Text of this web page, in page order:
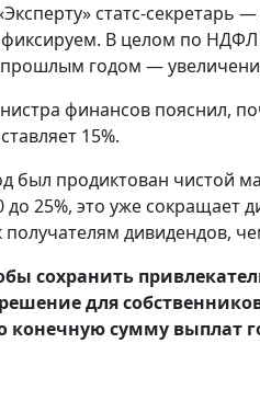
статс-секретарь
В целом по НДФЛ
годом —
финансов пояснил,
15%.
был продиктован чистой
до 25%, это уже сокращает
дивидендов,
сохранить
для
конечную сумму выплат